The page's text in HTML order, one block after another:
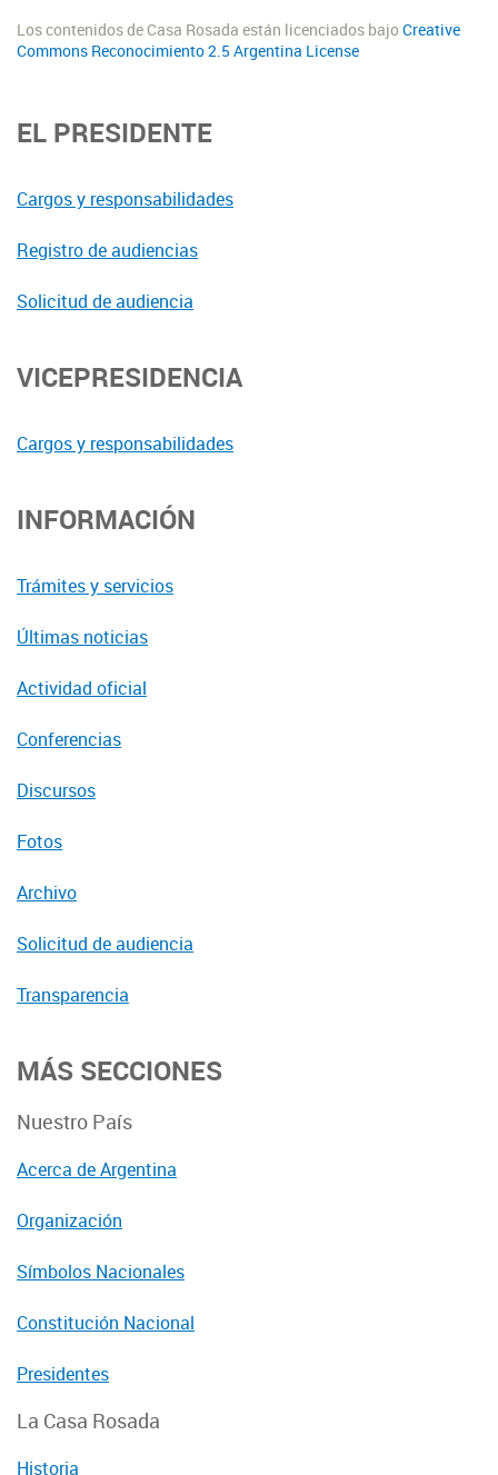
Los contenidos de Casa Rosada están licenciados bajoCreative
Commons Reconocimiento 2.5 Argentina License
EL PRESIDENTE
Cargos y responsabilidades
Registro de audiencias
Solicitud de audiencia
VICEPRESIDENCIA
Cargos y responsabilidades
INFORMACIÓN
Trámites y servicios
Últimas noticias
Actividad oficial
Conferencias
Discursos
Fotos
Archivo
Solicitud de audiencia
Transparencia
MÁS SECCIONES
Nuestro País
Acerca de Argentina
Organización
Símbolos Nacionales
Constitución Nacional
Presidentes
La Casa Rosada
Historia